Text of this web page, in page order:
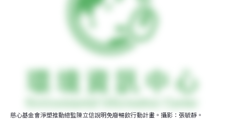
慈心基金會淨塑推動總監陳立信說明免廢暢飲行動計畫。攝影：張毓靜。